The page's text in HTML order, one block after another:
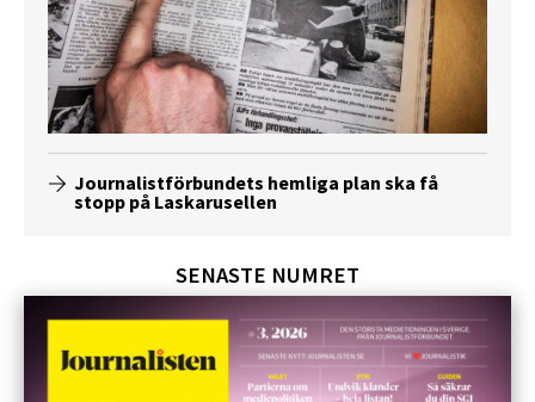
Journalistförbundets hemliga plan ska få
stopp på Laskarusellen
SENASTE NUMRET